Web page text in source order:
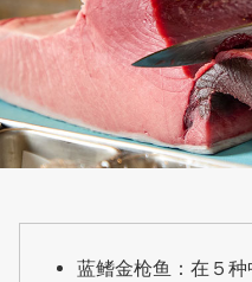
蓝鳍金枪鱼：在５